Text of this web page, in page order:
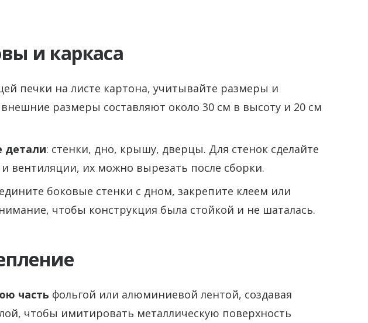
и каркаса
печки на листе картона, учитывайте размеры и
размеры составляют около 30 см в высоту и 20 см
детали: стенки, дно, крышу, дверцы. Для стенок сделайте
вентиляции, их можно вырезать после сборки.
боковые стенки с дном, закрепите клеем или
чтобы конструкция была стойкой и не шаталась.
часть фольгой или алюминиевой лентой, создавая
чтобы имитировать металлическую поверхность